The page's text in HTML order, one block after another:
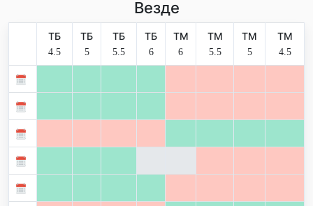
Везде
ТБ
4.5
ТБ
5
ТБ
5.5
ТБ
6
ТМ
6
ТМ
5.5
ТМ
5
ТМ
4.5